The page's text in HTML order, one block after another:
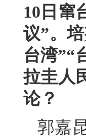
10日窜
议”。
台湾”“
拉圭人
论？
郭嘉